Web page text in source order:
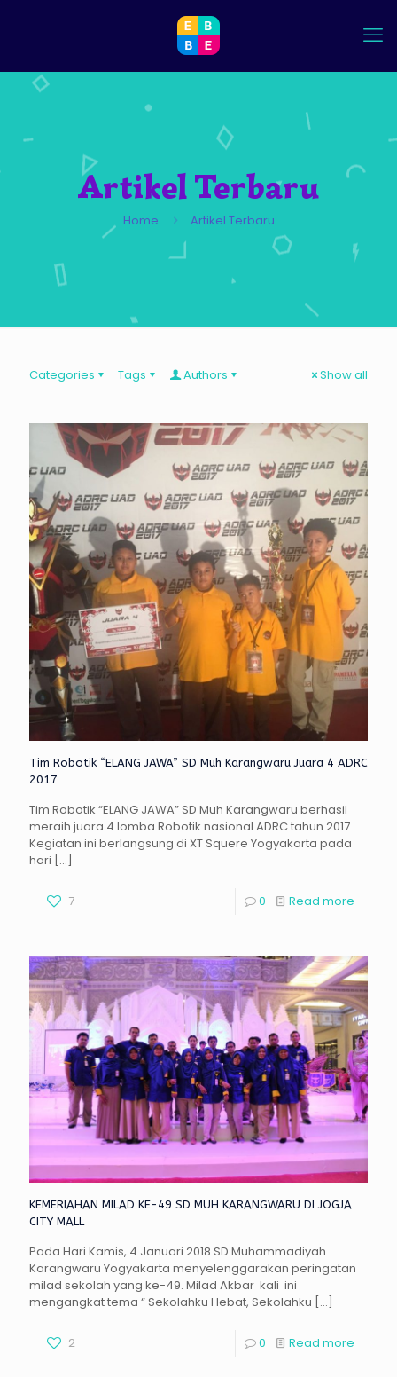
Artikel Terbaru
Home Artikel Terbaru
Categories Tags Authors Show all
Tim Robotik “ELANG JAWA” SD Muh Karangwaru Juara 4 ADRC
2017
Tim Robotik “ELANG JAWA” SD Muh Karangwaru berhasil
meraih juara 4 lomba Robotik nasional ADRC tahun 2017.
Kegiatan ini berlangsung di XT Squere Yogyakarta pada
hari […]
7 0 Read more
KEMERIAHAN MILAD KE-49 SD MUH KARANGWARU DI JOGJA
CITY MALL
Pada Hari Kamis, 4 Januari 2018 SD Muhammadiyah
Karangwaru Yogyakarta menyelenggarakan peringatan
milad sekolah yang ke-49. Milad Akbar kali ini
mengangkat tema “ Sekolahku Hebat, Sekolahku […]
2 0 Read more